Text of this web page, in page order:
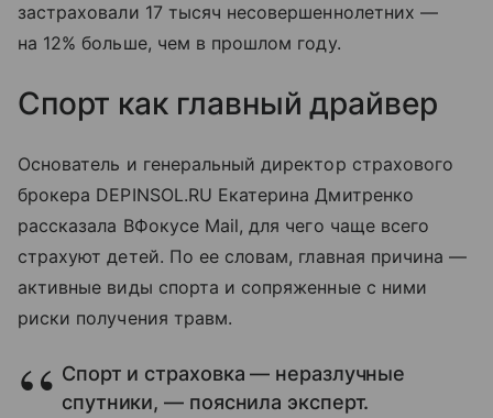
застраховали 17 тысяч несовершеннолетних —
на 12% больше, чем в прошлом году.
Спорт как главный драйвер
Основатель и генеральный директор страхового
брокера DEPINSOL.RU Екатерина Дмитренко
рассказала ВФокусе Mail, для чего чаще всего
страхуют детей. По ее словам, главная причина —
активные виды спорта и сопряженные с ними
риски получения травм.
Спорт и страховка — неразлучные
спутники, — пояснила эксперт.